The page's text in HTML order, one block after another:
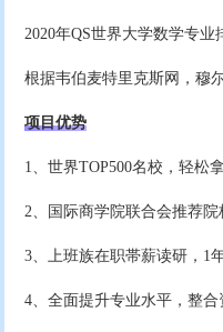
2020年QS世界大学数学专业
根据韦伯麦特里克斯网，穆
项目优势
1、世界TOP500名校，轻松
2、国际商学院联合会推荐院
3、上班族在职帯薪读研，1
4、全面提升专业水平，整合